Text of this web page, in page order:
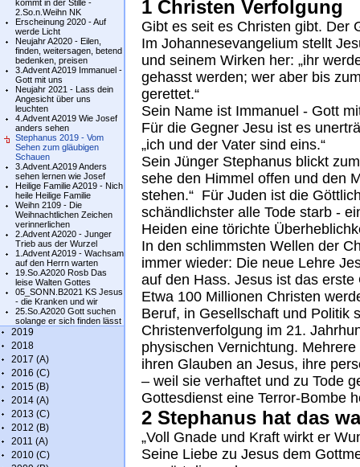
kommt in der Stille -
2.So.n.Weihn NK
Erscheinung 2020 - Auf
werde Licht
Neujahr A2020 - Eilen,
finden, weitersagen, betend
bedenken, preisen
3.Advent A2019 Immanuel -
Gott mit uns
Neujahr 2021 - Lass dein
Angesicht über uns
leuchten
4.Advent A2019 Wie Josef
anders sehen
Stephanus 2019 - Vom
Sehen zum gläubigen
Schauen
3.Advent.A2019 Anders
sehen lernen wie Josef
Heilige Familie A2019 - Nich
heile Heilige Familie
Weihn 2109 - Die
Weihnachtlichen Zeichen
verinnerlichen
2.Advent A2020 - Junger
Trieb aus der Wurzel
1.Advent A2019 - Wachsam
auf den Herrn warten
19.So.A2020 Rosb Das
leise Walten Gottes
05_SONN.B2021 KS Jesus
- die Kranken und wir
25.So.A2020 Gott suchen
solange er sich finden lässt
2019
2018
2017 (A)
2016 (C)
2015 (B)
2014 (A)
2013 (C)
2012 (B)
2011 (A)
2010 (C)
1 Christen Verfolgung
Gibt es seit es Christen gibt. Der
Im Johannesevangelium stellt
und seinem Wirken her: „ihr
gehasst werden; wer aber bis
gerettet.“
Sein Name ist Immanuel - Gott
Für die Gegner Jesu ist es
„ich und der Vater sind eins.“
Sein Jünger Stephanus blickt
sehe den Himmel offen und den
stehen.“ Für Juden ist die
schändlichster alle Tode starb -
Heiden eine törichte
In den schlimmsten Wellen der
immer wieder: Die neue Lehre
auf den Hass. Jesus ist das erste
Etwa 100 Millionen Christen
Beruf, in Gesellschaft und Politik
Christenverfolgung im 21.
physischen Vernichtung.
ihren Glauben an Jesus, ihre
– weil sie verhaftet und zu Tode
Gottesdienst eine Terror-Bombe
2 Stephanus hat das
„Voll Gnade und Kraft wirkt er
Seine Liebe zu Jesus dem